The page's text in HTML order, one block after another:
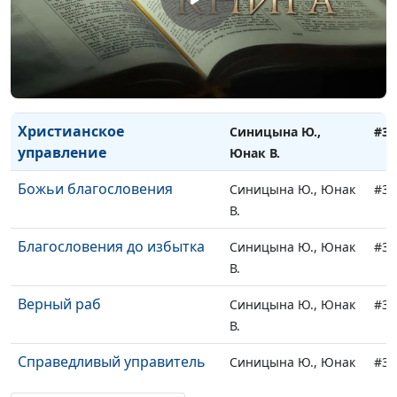
Святейшая вера
Синицына Ю., Юнак
В.
Противостояние
Синицына Ю., Юнак
В.
Христианское
управление
Синицына Ю.,
Юнак В.
Божьи благословения
Синицына Ю., Юнак
В.
Благословения до избытка
Синицына Ю., Юнак
В.
Верный раб
Синицына Ю., Юнак
В.
Справедливый управитель
Синицына Ю., Юнак